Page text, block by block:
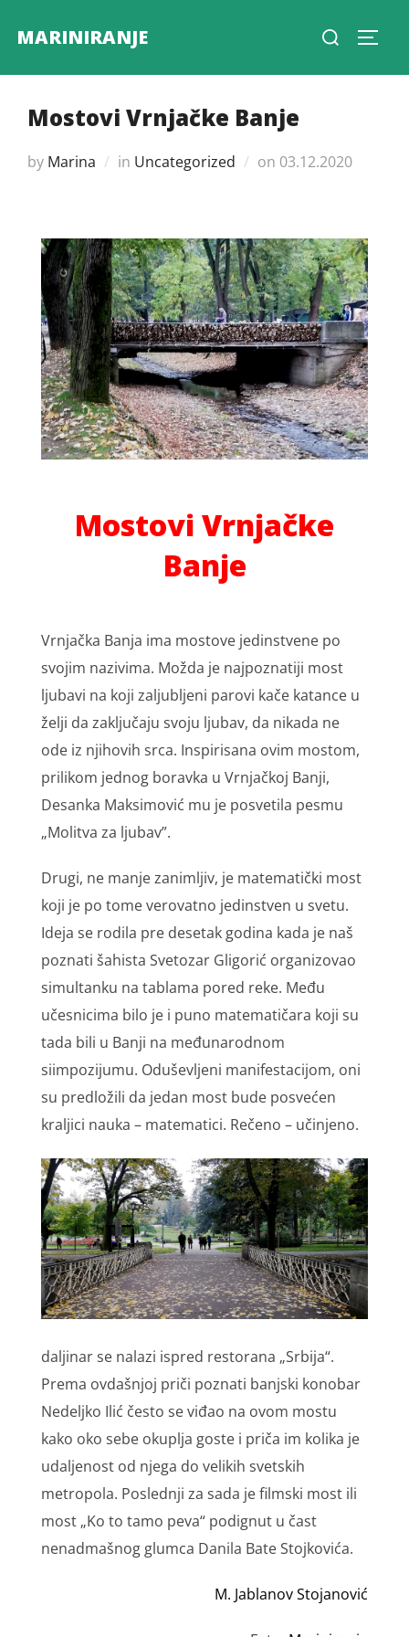
MARINIRANJE
Search
Mostovi Vrnjačke Banje
by Marina in Uncategorized on Posted
03.12.2020
Mostovi Vrnjačke
Banje
Vrnjačka Banja ima mostove jedinstvene po
svojim nazivima. Možda je najpoznatiji most
ljubavi na koji zaljubljeni parovi kače katance u
želji da zaključaju svoju ljubav, da nikada ne
ode iz njihovih srca. Inspirisana ovim mostom,
prilikom jednog boravka u Vrnjačkoj Banji,
Desanka Maksimović mu je posvetila pesmu
„Molitva za ljubav”.
Drugi, ne manje zanimljiv, je matematički most
koji je po tome verovatno jedinstven u svetu.
Ideja se rodila pre desetak godina kada je naš
poznati šahista Svetozar Gligorić organizovao
simultanku na tablama pored reke. Među
učesnicima bilo je i puno matematičara koji su
tada bili u Banji na međunarodnom
siimpozijumu. Oduševljeni manifestacijom, oni
su predložili da jedan most bude posvećen
kraljici nauka – matematici. Rečeno – učinjeno.
daljinar se nalazi ispred restorana „Srbija“.
Prema ovdašnjoj priči poznati banjski konobar
Nedeljko Ilić često se viđao na ovom mostu
kako oko sebe okuplja goste i priča im kolika je
udaljenost od njega do velikih svetskih
metropola. Poslednji za sada je filmski most ili
most „Ko to tamo peva“ podignut u čast
nenadmašnog glumca Danila Bate Stojkovića.
M. Jablanov Stojanović